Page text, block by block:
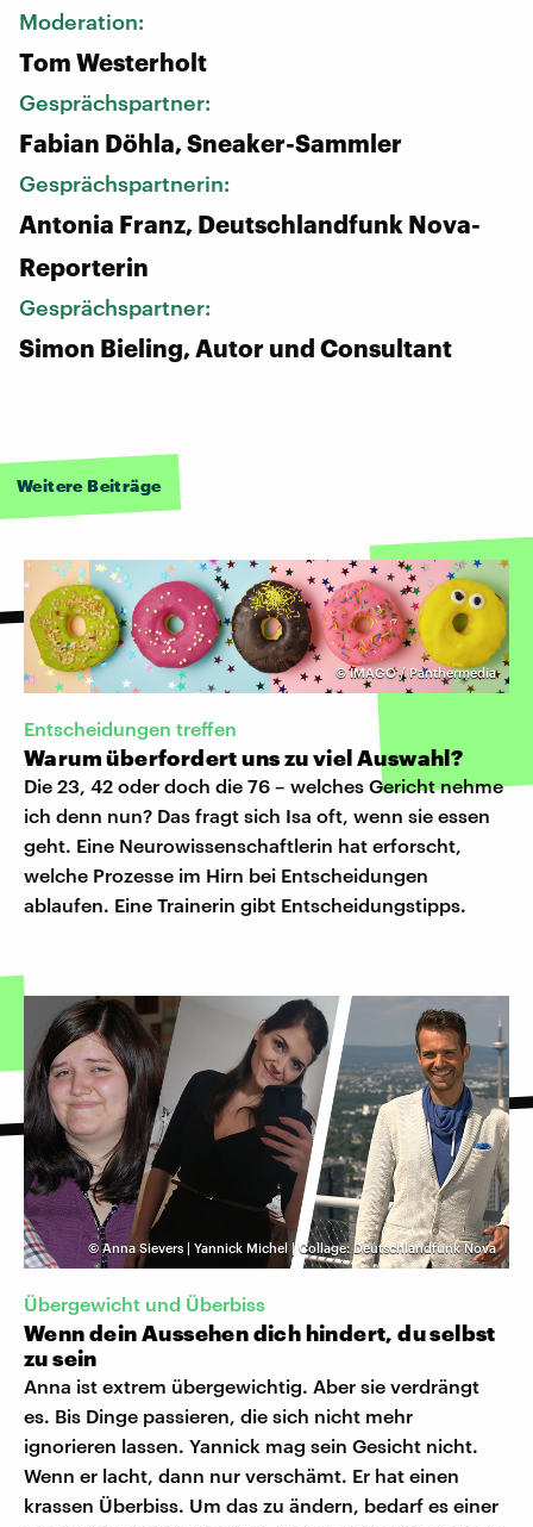
Moderation:
Tom Westerholt
Gesprächspartner:
Fabian Döhla, Sneaker-Sammler
Gesprächspartnerin:
Antonia Franz, Deutschlandfunk Nova-
Reporterin
Gesprächspartner:
Simon Bieling, Autor und Consultant
Weitere Beiträge
©IMAGO / Panthermedia
Entscheidungen treffen
Warum überfordert uns zu viel Auswahl?
Die 23, 42 oder doch die 76 – welches Gericht nehme
ich denn nun? Das fragt sich Isa oft, wenn sie essen
geht. Eine Neurowissenschaftlerin hat erforscht,
welche Prozesse im Hirn bei Entscheidungen
ablaufen. Eine Trainerin gibt Entscheidungstipps.
©Anna Sievers | Yannick Michel | Collage: Deutschlandfunk Nova
Übergewicht und Überbiss
Wenn dein Aussehen dich hindert, du selbst
zu sein
Anna ist extrem übergewichtig. Aber sie verdrängt
es. Bis Dinge passieren, die sich nicht mehr
ignorieren lassen. Yannick mag sein Gesicht nicht.
Wenn er lacht, dann nur verschämt. Er hat einen
krassen Überbiss. Um das zu ändern, bedarf es einer